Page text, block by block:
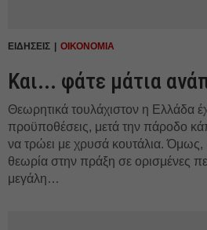
ΕΙΔΗΣΕΙΣ ΟΙΚΟΝΟΜΙΑ
Και... φάτε μάτια
Θεωρητικά τουλάχιστον η Ελλάδα
προϋποθέσεις, μετά την πάροδο
να τρώει με χρυσά κουτάλια.
θεωρία στην πράξη σε ορισμένες
μεγάλη…